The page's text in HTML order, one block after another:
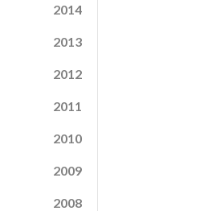
2014
2013
2012
2011
2010
2009
2008